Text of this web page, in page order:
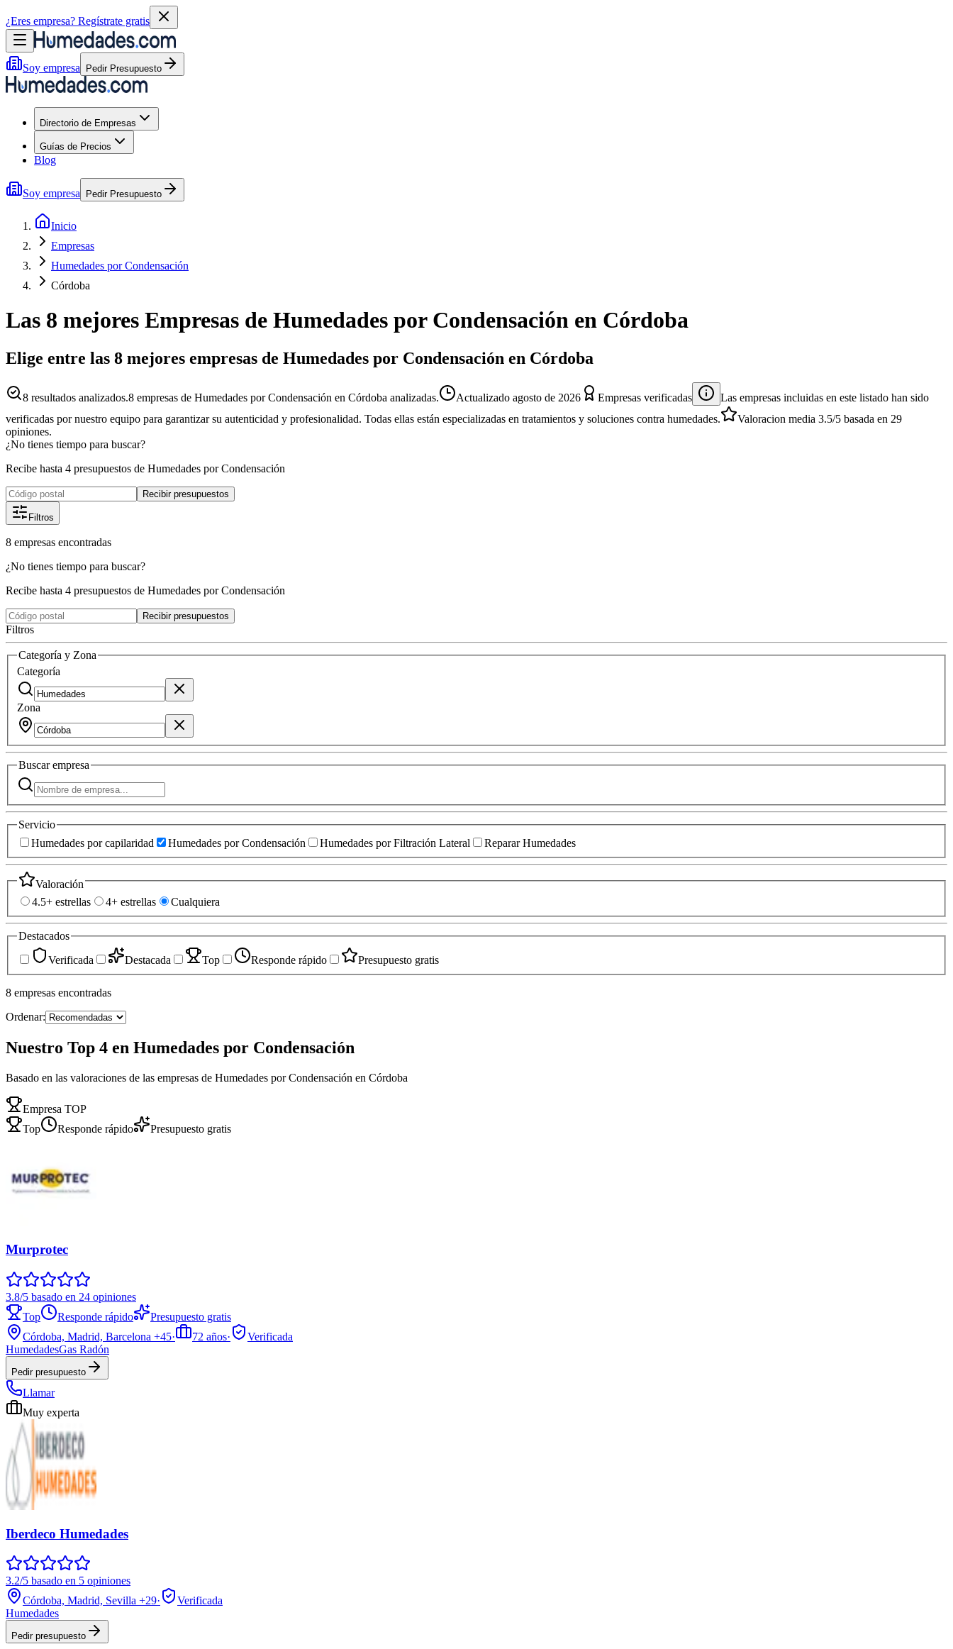
¿Eres empresa? Regístrate gratis
Soy empresa Pedir Presupuesto
Directorio de Empresas
Guías de Precios
Blog
Soy empresa Pedir Presupuesto
Inicio
Empresas
Humedades por Condensación
Córdoba
Las 8 mejores Empresas de Humedades por Condensación en Córdoba
Elige entre las 8 mejores empresas de Humedades por Condensación en Córdoba
8 resultados analizados.8 empresas de Humedades por Condensación en Córdoba analizadas. Actualizado agosto de 2026 Empresas verificadas
Las empresas incluidas en este listado han sido
verificadas por nuestro equipo para garantizar su autenticidad y profesionalidad. Todas ellas están especializadas en tratamientos y soluciones contra humedades.
Valoracion media 3.5/5 basada en 29
opiniones.
¿No tienes tiempo para buscar?
Recibe hasta 4 presupuestos de Humedades por Condensación
Recibir presupuestos
Filtros
8 empresas encontradas
¿No tienes tiempo para buscar?
Recibe hasta 4 presupuestos de Humedades por Condensación
Recibir presupuestos
Filtros
Categoría y Zona
Categoría
Zona
Buscarempresa
Servicio
Humedades por capilaridad
Humedades por Condensación Humedades por Filtración Lateral Reparar Humedades
Valoración
4.5+ estrellas
4+ estrellas Cualquiera
Destacados
Verificada
Destacada Top Responde rápido Presupuesto gratis
8 empresas encontradas
Ordenar:
Nuestro Top 4 en Humedades por Condensación
Basado en las valoraciones de las empresas de Humedades por Condensación en Córdoba
Empresa TOP
Top
Responde rápido Presupuesto gratis
Murprotec
3.8/5 basado en 24 opiniones
Top
Responde rápido
Presupuesto gratis
Córdoba, Madrid, Barcelona +45· 72 años·
Verificada
HumedadesGas Radón
Pedir presupuesto
Llamar
Muy experta
Iberdeco Humedades
3.2/5 basado en 5 opiniones
Córdoba, Madrid, Sevilla +29·
Verificada
Humedades
Pedir presupuesto